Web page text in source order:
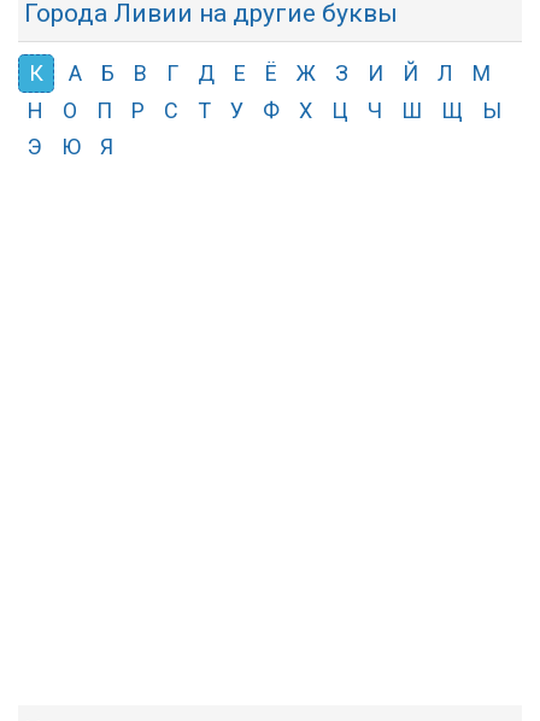
Города Ливии на другие буквы
К А Б В Г Д Е Ё Ж З И Й Л
М
Н
О П Р С Т У Ф Х Ц Ч Ш Щ
Ы
Э
Ю Я